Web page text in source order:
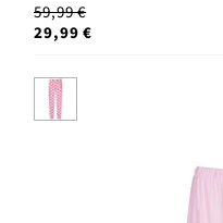
59,99 €
29,99 €